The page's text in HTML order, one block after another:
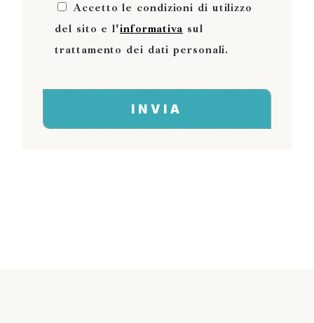
Accetto le condizioni di utilizzo
del sito e l'informativa sul
trattamento dei dati personali.
INVIA